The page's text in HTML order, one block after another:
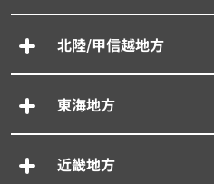
北陸/甲信越地方
東海地方
近畿地方